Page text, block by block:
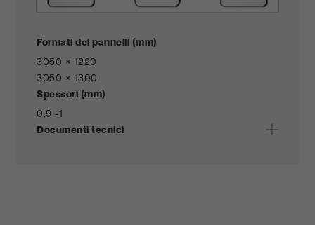
Formati dei pannelli (mm)
3050 × 1220
3050 × 1300
Spessori (mm)
0,9 -1
Documenti tecnici